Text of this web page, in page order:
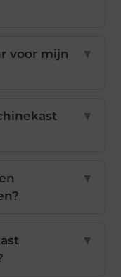
voor mijn
▼
▼
▼
▼